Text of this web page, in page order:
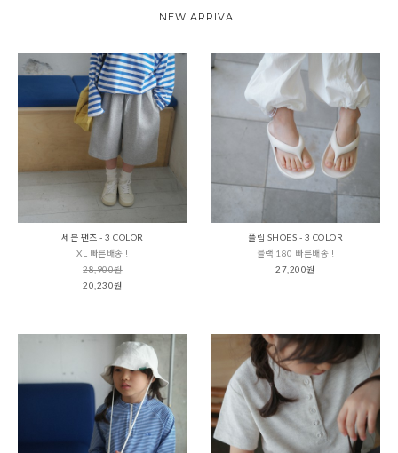
NEW ARRIVAL
세븐 팬츠 - 3 COLOR
XL 빠른배송 !
28,900원
20,230원
플립 SHOES - 3 COLOR
블랙 180 빠른배송 !
27,200원